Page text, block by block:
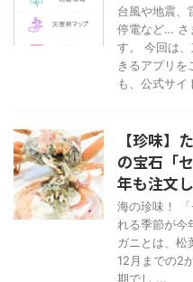
台風や地震、
停電など… さ
す。 今回は
きるアプリを
も、公式サイ
【珍味】
の宝石「
年も注文
海の珍味！
れる季節が今
ガニとは、松
12月までの2
期でし ...